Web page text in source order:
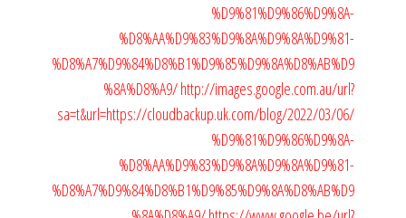
%D9%81%D9%86%D9%8A-
%D8%AA%D9%83%D9%8A%D9%8A%D9%81-
%D8%A7%D9%84%D8%B1%D9%85%D9%8A%D8%AB%D9
%8A%D8%A9/http://images.google.com.au/url?
sa=t&url=https://cloudbackup.uk.com/blog/2022/03/06/
%D9%81%D9%86%D9%8A-
%D8%AA%D9%83%D9%8A%D9%8A%D9%81-
%D8%A7%D9%84%D8%B1%D9%85%D9%8A%D8%AB%D9